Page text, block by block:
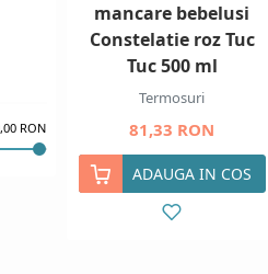
RON
mancare bebelusi
Constelatie roz Tuc
Tuc 500 ml
Termosuri
81,33 RON
ADAUGA IN COS